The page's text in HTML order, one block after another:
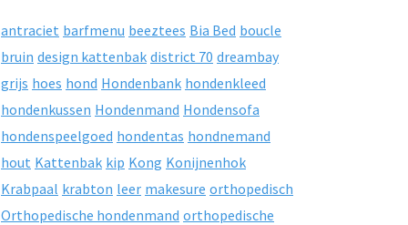
antraciet barfmenu beeztees Bia Bed boucle
bruin design kattenbak district 70 dreambay
grijs hoes hond Hondenbank hondenkleed
hondenkussen Hondenmand Hondensofa
hondenspeelgoed hondentas hondnemand
hout Kattenbak kip Kong Konijnenhok
Krabpaal krabton leer makesure orthopedisch
Orthopedische hondenmand orthopedische